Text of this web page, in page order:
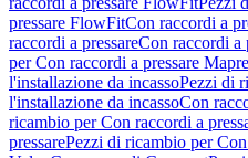
pressare FlowFitCon raccordi a
raccordi a pressareCon raccordi a
per Con raccordi a pressare
l'installazione da incassoPezzi di
l'installazione da incassoCon
ricambio per Con raccordi a
pressarePezzi di ricambio per